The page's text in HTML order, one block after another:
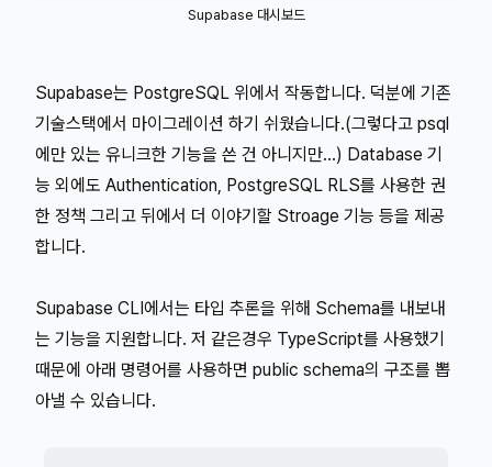
Supabase 대시보드
Supabase는 PostgreSQL 위에서 작동합니다. 덕분에 기존
기술스택에서 마이그레이션 하기 쉬웠습니다.(그렇다고 psql
에만 있는 유니크한 기능을 쓴 건 아니지만...) Database 기
능 외에도 Authentication, PostgreSQL RLS를 사용한 권
한 정책 그리고 뒤에서 더 이야기할 Stroage 기능 등을 제공
합니다.
Supabase CLI에서는 타입 추론을 위해 Schema를 내보내
는 기능을 지원합니다. 저 같은경우 TypeScript를 사용했기
때문에 아래 명령어를 사용하면 public schema의 구조를 뽑
아낼 수 있습니다.